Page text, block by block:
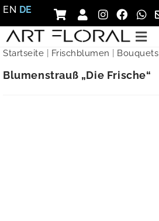
EN DE
Startseite Frischblumen Bouquets
Blumenstrauß „Die Frische“